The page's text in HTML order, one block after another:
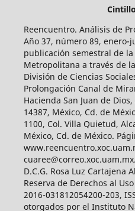
Reencuentro. Análisis de
Año 37, número 89, enero-
publicación semestral de
Metropolitana a través de
División de Ciencias
Prolongación Canal de
Hacienda San Juan de
14387, México, Cd. de
1100, Col. Villa Quietud,
México, Cd. de México.
D.C.G. Rosa Luz Cartajena
Reserva de Derechos al
2016-031812054200-203,
otorgados por el Instituto